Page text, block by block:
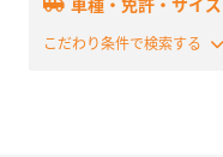
こだわり条件で検索する